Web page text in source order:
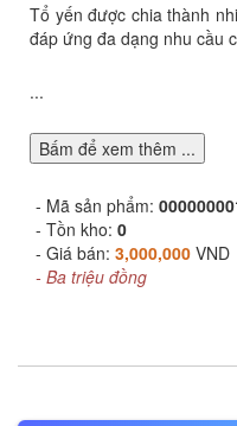
Tổ yến được chia thành
đáp ứng đa dạng nhu cầu
...
Bấm để xem thêm ...
- Mã sản phẩm:
- Tồn kho: 0
- Giá bán: 3,000,000 VND
- Ba triệu đồng